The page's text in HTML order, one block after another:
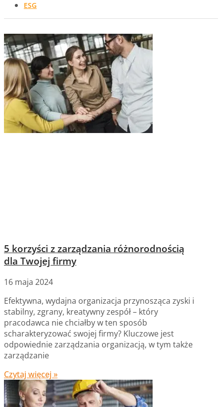
ESG
5 korzyści z zarządzania różnorodnością
dla Twojej firmy
16 maja 2024
Efektywna, wydajna organizacja przynosząca zyski i
stabilny, zgrany, kreatywny zespół – który
pracodawca nie chciałby w ten sposób
scharakteryzować swojej firmy? Kluczowe jest
odpowiednie zarządzania organizacją, w tym także
zarządzanie
Czytaj więcej »